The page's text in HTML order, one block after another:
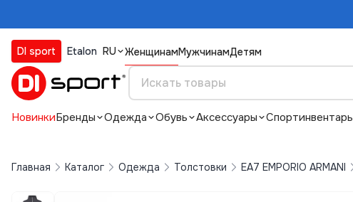
DI sport Etalon RU ЖенщинамМужчинамДетям
НовинкиБренды Одежда Обувь Аксессуары Спортинвентарь
Главная Каталог Одежда Толстовки EA7 EMPORIO ARMANI